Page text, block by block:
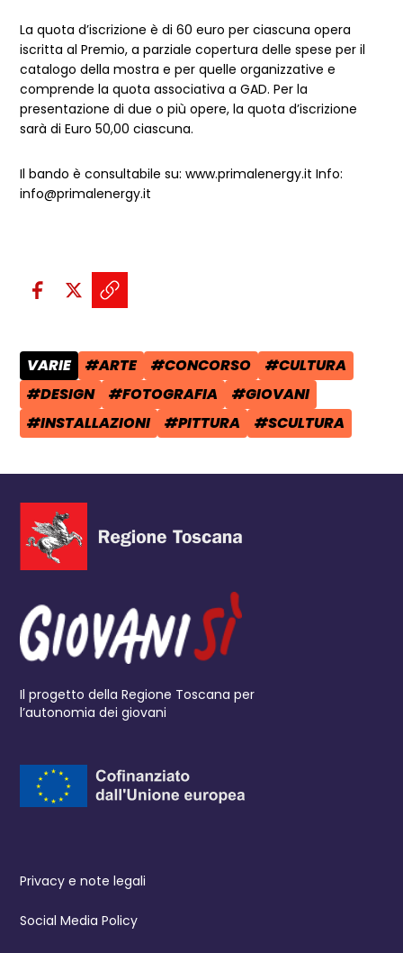
La quota d’iscrizione è di 60 euro per ciascuna opera
iscritta al Premio, a parziale copertura delle spese per il
catalogo della mostra e per quelle organizzative e
comprende la quota associativa a GAD. Per la
presentazione di due o più opere, la quota d’iscrizione
sarà di Euro 50,00 ciascuna.
Il bando è consultabile su: www.primalenergy.it Info:
info@primalenergy.it
Condividi sui social:
Condividi su Facebook - apre
Condividi su X - apre una
Copia il link e condividi -
CATEGORIA POST:
VARIE TAG:
#ARTE TAG:
#CONCORSO TAG:
#CULTURA
TAG:
#DESIGN TAG:
#FOTOGRAFIA TAG:
#GIOVANI
TAG:
#INSTALLAZIONI TAG:
#PITTURA TAG:
#SCULTURA
Il progetto della Regione Toscana per
l’autonomia dei giovani
Privacy e note legali
Social Media Policy